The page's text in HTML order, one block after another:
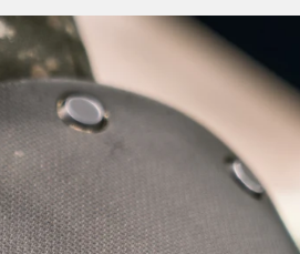
der
in seine ursprüngliche
des Fahrers und folgt ihnen,
erzeugt.